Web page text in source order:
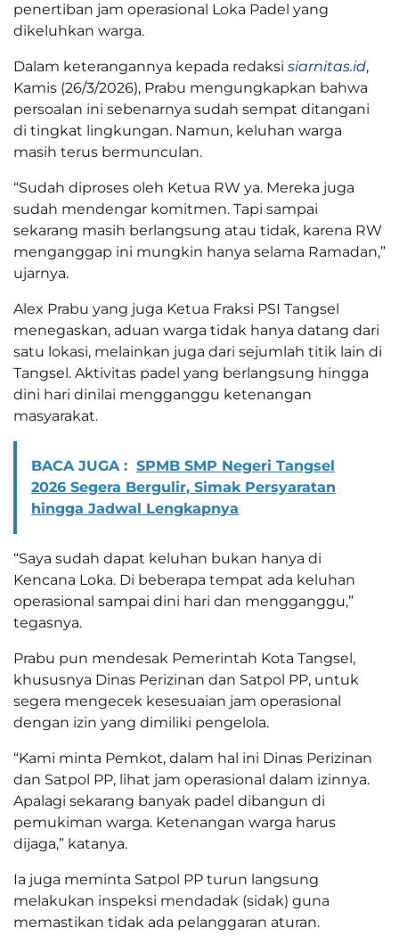
penertiban jam operasional Loka Padel yang
dikeluhkan warga.
Dalam keterangannya kepada redaksi siarnitas.id,
Kamis (26/3/2026), Prabu mengungkapkan bahwa
persoalan ini sebenarnya sudah sempat ditangani
di tingkat lingkungan. Namun, keluhan warga
masih terus bermunculan.
“Sudah diproses oleh Ketua RW ya. Mereka juga
sudah mendengar komitmen. Tapi sampai
sekarang masih berlangsung atau tidak, karena RW
menganggap ini mungkin hanya selama Ramadan,”
ujarnya.
Alex Prabu yang juga Ketua Fraksi PSI Tangsel
menegaskan, aduan warga tidak hanya datang dari
satu lokasi, melainkan juga dari sejumlah titik lain di
Tangsel. Aktivitas padel yang berlangsung hingga
dini hari dinilai mengganggu ketenangan
masyarakat.
BACA JUGA : SPMB SMP Negeri Tangsel
2026 Segera Bergulir, Simak Persyaratan
hingga Jadwal Lengkapnya
“Saya sudah dapat keluhan bukan hanya di
Kencana Loka. Di beberapa tempat ada keluhan
operasional sampai dini hari dan mengganggu,”
tegasnya.
Prabu pun mendesak Pemerintah Kota Tangsel,
khususnya Dinas Perizinan dan Satpol PP, untuk
segera mengecek kesesuaian jam operasional
dengan izin yang dimiliki pengelola.
“Kami minta Pemkot, dalam hal ini Dinas Perizinan
dan Satpol PP, lihat jam operasional dalam izinnya.
Apalagi sekarang banyak padel dibangun di
pemukiman warga. Ketenangan warga harus
dijaga,” katanya.
Ia juga meminta Satpol PP turun langsung
melakukan inspeksi mendadak (sidak) guna
memastikan tidak ada pelanggaran aturan.